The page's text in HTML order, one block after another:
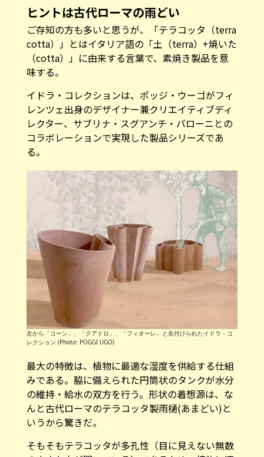
ヒントは古代ローマの雨どい
ご存知の方も多いと思うが、「テラコッタ（terra
cotta）」とはイタリア語の「土（terra）+焼いた
（cotta）」に由来する言葉で、素焼き製品を意
味する。
イドラ・コレクションは、ポッジ・ウーゴがフィ
レンツェ出身のデザイナー兼クリエイティブディ
レクター、サブリナ・スグアンチ・バローニとの
コラボレーションで実現した製品シリーズであ
る。
左から「コーン」、「クアドロ」、「フィオーレ」と名付けられたイドラ・コ
レクション (Photo: POGGI UGO)
最大の特徴は、植物に最適な湿度を供給する仕組
みである。脇に備えられた円筒状のタンクが水分
の維持・給水の双方を行う。形状の着想源は、な
んと古代ローマのテラコッタ製雨樋(あまどい)と
いうから驚きだ。
そもそもテラコッタが多孔性（目に見えない無数